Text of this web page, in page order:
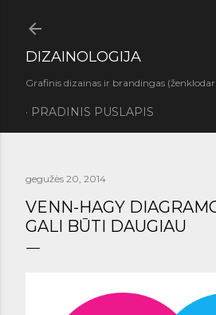
DIZAINOLOGIJA
Grafinis dizainas ir brandingas
PRADINIS PUSLAPIS
gegužės 20, 2014
VENN-HAGY
GALI BŪTI DAUGIAU